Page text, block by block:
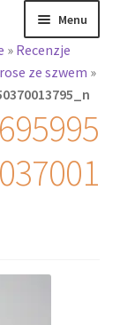
Menu
» Recenzje
ze szwem »